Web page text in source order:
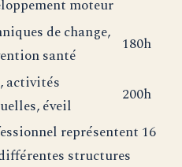
moteur
de change,
santé
180h
activités
éveil
200h
représentent 16
structures